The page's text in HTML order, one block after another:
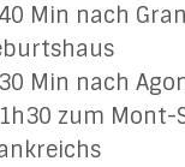
40 Min nach
30 Min nach
1h30 zum